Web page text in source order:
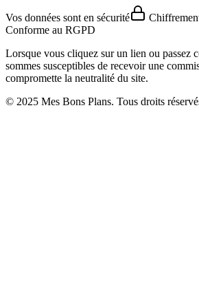
Vos données sont en sécurité
Conforme au RGPD
Lorsque vous cliquez sur un lien ou passez
sommes susceptibles de recevoir une
compromette la neutralité du site.
© 2025 Mes Bons Plans. Tous droits